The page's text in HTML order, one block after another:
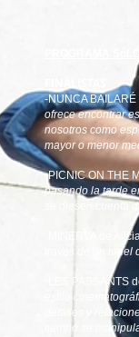
PROGRAMA
-NUNCA
ofrece encontrar
nosotros como
mayor o menor
-PICNIC ON THE
pasando la tarde
se diesen cuenta
-MINERVA de
través de un
-LES PASSANTS
estilo
detalles y
tiempo se